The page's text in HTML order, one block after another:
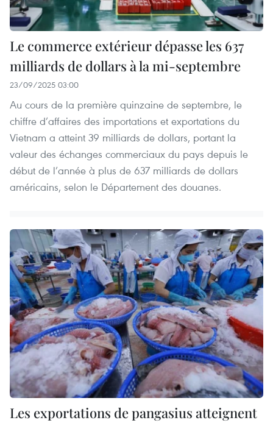
Le commerce extérieur dépasse les 637
milliards de dollars à la mi-septembre
23/09/2025 03:00
Au cours de la première quinzaine de septembre, le
chiffre d’affaires des importations et exportations du
Vietnam a atteint 39 milliards de dollars, portant la
valeur des échanges commerciaux du pays depuis le
début de l’année à plus de 637 milliards de dollars
américains, selon le Département des douanes.
Les exportations de pangasius atteignent